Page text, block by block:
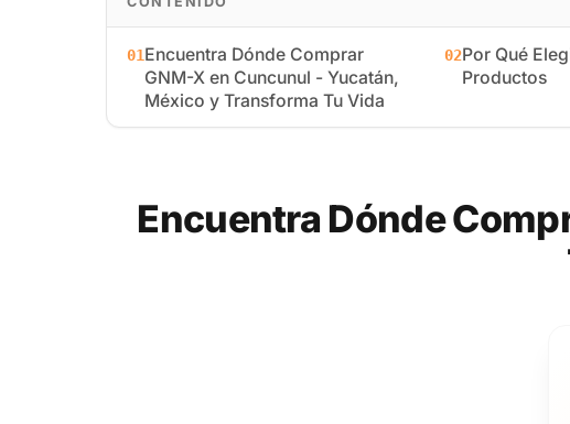
01Encuentra Dónde Comprar
GNM-X en Cuncunul - Yucatán,
México y Transforma Tu Vida
02Por Qué
Productos
Encuentra Dónde